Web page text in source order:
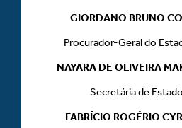
GIORDANO BRUNO
Procurador-Geral do
NAYARA DE OLIVEIRA
Secretária de
FABRÍCIO ROGÉRIO